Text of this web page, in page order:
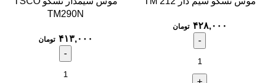
۴۲۸,۰۰۰ تومان
TM290N
۴۱۳,۰۰۰ تومان